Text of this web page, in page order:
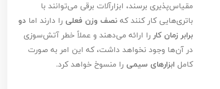
مقیاس‌پذیری برسند، ابزارآلات برقی می‌توانند با
باتری‌هایی کار کنند که نصف وزن فعلی را دارند اما دو
برابر زمان کار را ارائه می‌دهند و عملاً خطر آتش‌سوزی
در آن‌ها وجود نخواهد داشت، که این امر به صورت
کامل ابزارهای سیمی را منسوخ خواهد کرد.